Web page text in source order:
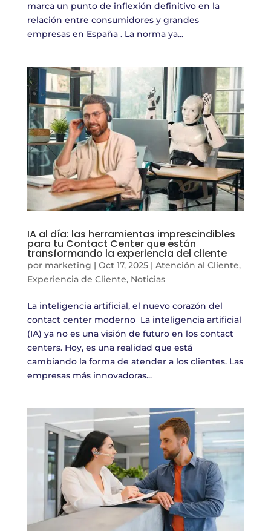
marca un punto de inflexión definitivo en la
relación entre consumidores y grandes
empresas en España . La norma ya...
IA al día: las herramientas imprescindibles
para tu Contact Center que están
transformando la experiencia del cliente
por marketing | Oct 17, 2025| Atención al Cliente,
Experiencia de Cliente, Noticias
La inteligencia artificial, el nuevo corazón del
contact center moderno La inteligencia artificial
(IA) ya no es una visión de futuro en los contact
centers. Hoy, es una realidad que está
cambiando la forma de atender a los clientes. Las
empresas más innovadoras...